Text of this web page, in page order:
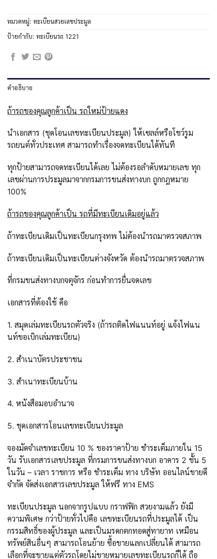
หมวดหมู่: ทะเบียนสวยเลขประมูล
ป้ายกำกับ: ทะเบียนรถ 1221
คำอธิบาย
ถ้ารถของคุณลูกค้าเป็น รถใหม่ป้ายแดง
นำเอกสาร (ชุดโอนเลขทะเบียนประมูล) ให้เซลล์หรือโชว์รูม
รถยนต์ทั่วประเทศ สามารถทำเรื่องจดทะเบียนได้ทันที
ทุกป้ายสามารถจดทะเบียนได้เลย ไม่ต้องรอลำดับหมายเลข ทุก
เลขผ่านการประมูลมาจากกรมการขนส่งทางบก ถูกกฎหมาย
100%
ถ้ารถของคุณลูกค้าเป็น รถที่มีทะเบียนเดิมอยู่แล้ว
ถ้าทะเบียนเดิมเป็นทะเบียนกรุงทพ ไม่ต้องนำรถมาตรวจสภาพ
ถ้าทะเบียนเดิมเป็นทะเบียนต่างจังหวัด ต้องนำรถมาตรวจสภาพ
ที่กรมขนส่งทางบกจตุจักร ก่อนทำการยื่นจดเลข
เอกสารที่ต้องใช้ คือ
1. สมุดเล่มทะเบียนรถตัวจริง (ถ้ารถติดไฟแนนท์อยู่ แจ้งไฟแน
นท์ขอเบิกเล่มทะเบียน)
2. สำเนาบัตรประชาชน
3. สำเนาทะเบียนบ้าน
4. หนังสือมอบอำนาจ
5. ชุดเอกสารโอนเลขทะเบียนประมูล
จองมัดจำเลขทะเบียน 10 % ของราคาป้าย ชำระเต็มภายใน 15
วัน รับเอกสารเลขประมูล ที่กรมการขนส่งทางบก อาคาร 2 ชั้น 5
ในวัน – เวลา ราชการ หรือ ชำระเต็ม ทาง บริษัท ออนไลน์ขายดี
จำกัด จัดส่งเอกสารเลขประมูล ให้ฟรี ทาง EMS
ทะเบียนประมูล นอกจากรูปแบบ กราฟฟิก สวยงามแล้ว ยังมี
ความพิเศษ กว่าป้ายทั่วไปคือ เลขทะเบียนรถที่ประมูลได้ เป็น
กรรมสิทธิ์ของผู้ประมูล และเป็นมรดกตกทอดสู่ทายาท เหมือน
ทรัพย์สินอื่นๆ สามารถโอนย้าย ซื้อขายแลกเปลี่ยนได้ สามารถ
เลือกที่จะขายแต่ตัวรถโดยไม่ขายหมายเลขทะเบียนรถก็ได้ ถือ